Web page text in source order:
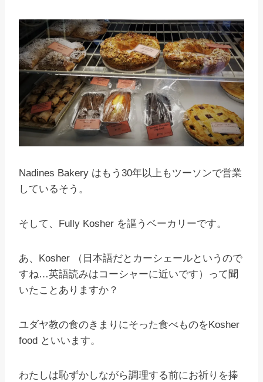
Nadines Bakery はもう30年以上もツーソンで営業
しているそう。
そして、Fully Kosher を謳うベーカリーです。
あ、Kosher （日本語だとカーシェールというので
すね…英語読みはコーシャーに近いです）って聞
いたことありますか？
ユダヤ教の食のきまりにそった食べものをKosher
food といいます。
わたしは恥ずかしながら調理する前にお祈りを捧